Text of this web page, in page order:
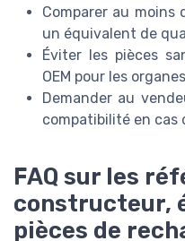
Comparer au moins
un équivalent de
Éviter les pièces
OEM pour les
Demander au
compatibilité en cas
FAQ sur les
constructeur,
pièces de